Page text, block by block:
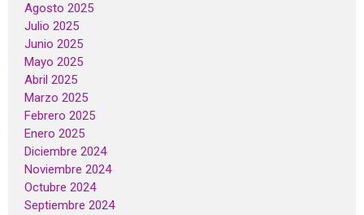
Agosto 2025
Julio 2025
Junio 2025
Mayo 2025
Abril 2025
Marzo 2025
Febrero 2025
Enero 2025
Diciembre 2024
Noviembre 2024
Octubre 2024
Septiembre 2024